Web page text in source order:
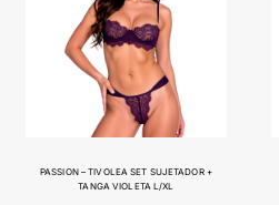
PASSION – TIVOLEA SET SUJETADOR +
TANGA VIOLETA L/XL